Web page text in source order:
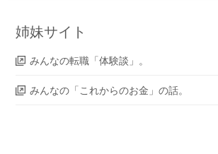
姉妹サイト
みんなの転職「体験談」。
みんなの「これからのお金」の話。